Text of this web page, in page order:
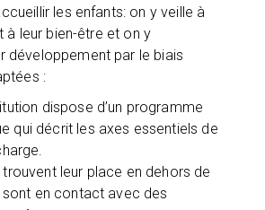
les enfants: on y veille à
à leur bien-être et on y
développement par le biais
:
dispose d’un programme
qui décrit les axes essentiels de
leur place en dehors de
en contact avec des